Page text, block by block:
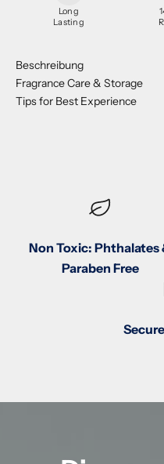
Long
Lasting
Beschreibung
Fragrance Care & Storage
Tips for Best Experience
Non Toxic: Phthalates
Paraben Free